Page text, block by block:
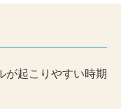
が起こりやすい時期